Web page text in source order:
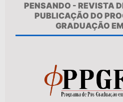
PENSANDO - REVISTA
PUBLICAÇÃO DO
GRADUAÇÃO